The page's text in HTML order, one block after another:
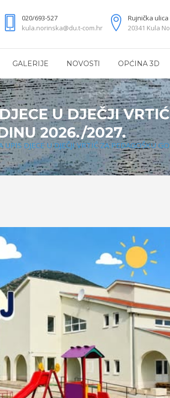
020/693-527
kula.norinska@du.t-com.hr
Rujnička ulica
20341 Kula
GALERIJE NOVOSTI OPĆINA 3D
U DJEČJI
2026./2027.
UPIS DJECE U DJEČJI VRTIĆ ZA PEDAGOŠKU